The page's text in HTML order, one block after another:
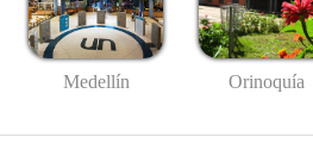
Medellín Orinoquía